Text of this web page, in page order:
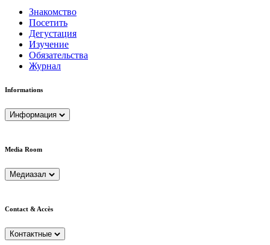
Знакомство
Посетить
Дегустация
Изучение
Обязательства
Журнал
Informations
Информация
Media Room
Медиазал
Contact & Accès
Контактные